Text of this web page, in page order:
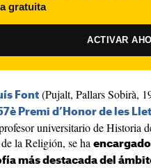
gratuita
ACTIVAR
Font (Pujalt, Pallars Sobirà,
Premi d’Honor de les
universitario de Historia
la Religión, se ha
más destacada del